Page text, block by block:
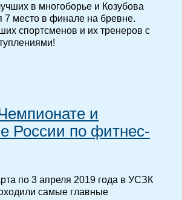
в многоборье и Козубова
7 место в финале на бревне.
спортсменов и их тренеров с
и
России по фитнес-
по 3 апреля 2019 года в УСЗК
самые главные